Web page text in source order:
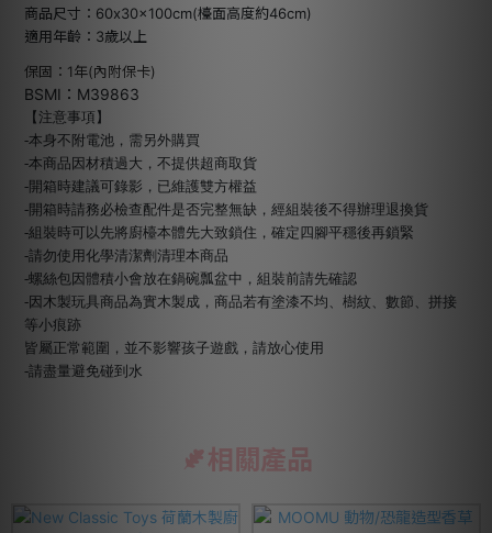
商品尺寸：60x30x100cm(檯面高度約46cm)
適用年齡：3歲以上
保固：1年(內附保卡)
BSMI：M39863
【注意事項】
-本身不附電池，需另外購買
-本商品因材積過大，不提供超商取貨
-開箱時建議可錄影，已維護雙方權益
-開箱時請務必檢查配件是否完整無缺，經組裝後不得辦理退換貨
-組裝時可以先將廚檯本體先大致鎖住，確定四腳平穩後再鎖緊
-請勿使用化學清潔劑清理本商品
-螺絲包因體積小會放在鍋碗瓢盆中，組裝前請先確認
-因木製玩具商品為實木製成，商品若有塗漆不均、樹紋、數節、拼接
等小痕跡
皆屬正常範圍，並不影響孩子遊戲，請放心使用
-請盡量避免碰到水
相關產品